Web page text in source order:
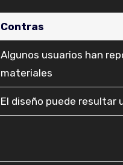
Contras
Algunos usuarios han
materiales
El diseño puede resultar